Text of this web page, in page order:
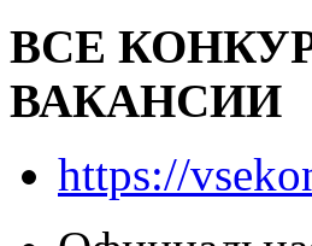
ВСЕ
ВАКАНСИИ
https://